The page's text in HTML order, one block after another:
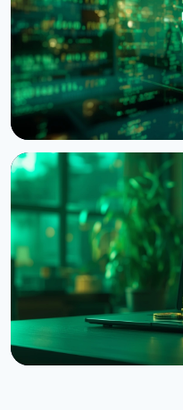
6 серпня 2026 р. 4 хв читання
НОВИНА
Bitcoin Red Team: ШІ
Bitcoin-проєктах за 30
6 серпня 2026 р.5 хв читання